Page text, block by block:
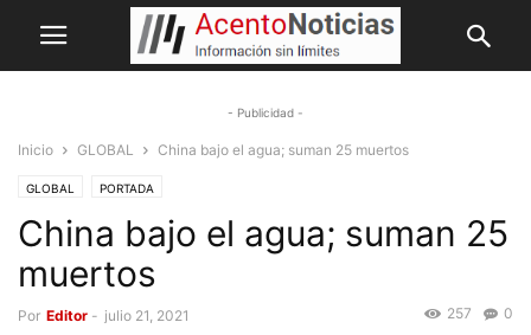
- Publicidad -
Inicio GLOBAL China bajo el agua; suman 25 muertos
GLOBAL PORTADA
China bajo el agua; suman 25
muertos
Por Editor - julio 21, 2021 0
257